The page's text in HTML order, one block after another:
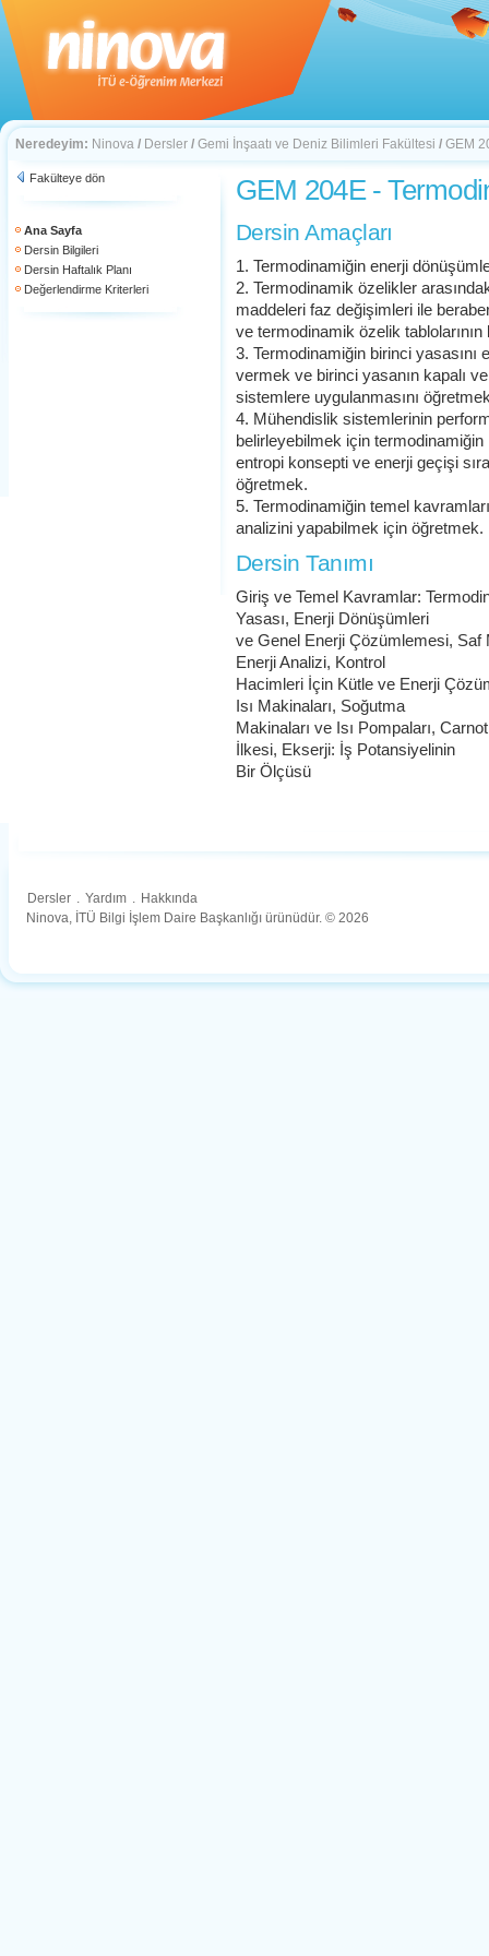
Neredeyim: Ninova / Dersler / Gemi İnşaatı ve Deniz Bilimleri Fakültesi / GEM
Fakülteye dön
Ana Sayfa
Dersin Bilgileri
Dersin Haftalık Planı
Değerlendirme Kriterleri
GEM 204E -
Dersin Amaçları
1. Termodinamiğin enerji
2. Termodinamik özelikler
maddeleri faz değişimleri ile
ve termodinamik özelik tablolarının
3. Termodinamiğin birinci
vermek ve birinci yasanın kapalı
sistemlere uygulanmasını
4. Mühendislik sistemlerinin
belirleyebilmek için termodinamiğin
entropi konsepti ve enerji geçişi
öğretmek.
5. Termodinamiğin temel
analizini yapabilmek için öğretmek.
Dersin Tanımı
Giriş ve Temel Kavramlar:
Yasası, Enerji Dönüşümleri
ve Genel Enerji Çözümlemesi, Saf
Enerji Analizi, Kontrol
Hacimleri İçin Kütle ve Enerji
Isı Makinaları, Soğutma
Makinaları ve Isı Pompaları,
İlkesi, Ekserji: İş Potansiyelinin
Bir Ölçüsü
Dersler . Yardım . Hakkında
Ninova, İTÜ Bilgi İşlem Daire Başkanlığı ürünüdür. © 2026